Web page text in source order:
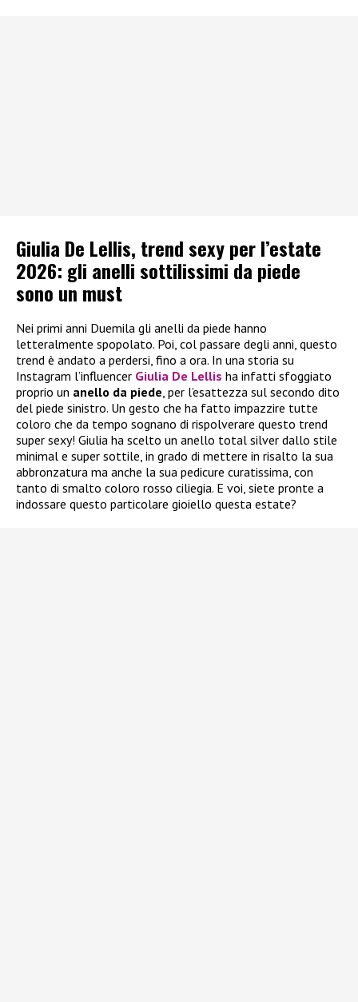
Giulia De Lellis, trend sexy per l’estate
2026: gli anelli sottilissimi da piede
sono un must
Nei primi anni Duemila gli anelli da piede hanno
letteralmente spopolato. Poi, col passare degli anni, questo
trend è andato a perdersi, fino a ora. In una storia su
Instagram l’influencer Giulia De Lellis ha infatti sfoggiato
proprio un anello da piede, per l’esattezza sul secondo dito
del piede sinistro. Un gesto che ha fatto impazzire tutte
coloro che da tempo sognano di rispolverare questo trend
super sexy! Giulia ha scelto un anello total silver dallo stile
minimal e super sottile, in grado di mettere in risalto la sua
abbronzatura ma anche la sua pedicure curatissima, con
tanto di smalto coloro rosso ciliegia. E voi, siete pronte a
indossare questo particolare gioiello questa estate?